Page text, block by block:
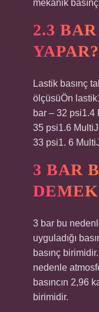
mekanik
2.3
YAPAR?
Lastik basınç
ölçüsüÖn
bar – 32 psi1.4
35 psi1.6
33 psi1. 6
3 BAR
3 bar bu
uyguladığı
basınç
nedenle
basıncın 2,96
birimidir.